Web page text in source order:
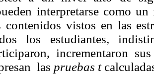
interpretarse como
contenidos vistos en las
los estudiantes,
incrementaron
las pruebas t